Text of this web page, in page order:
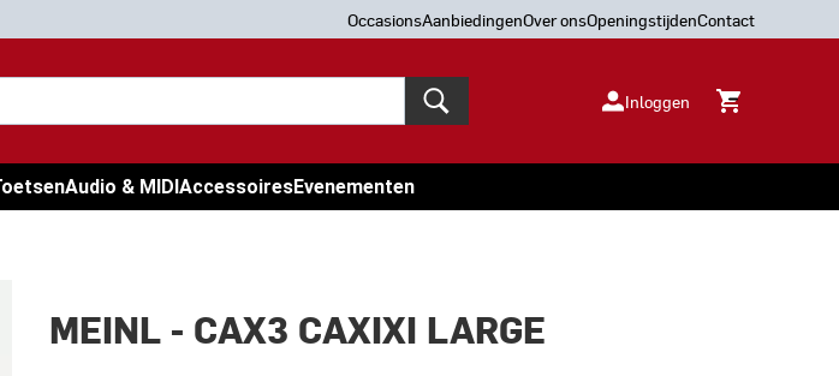
OccasionsAanbiedingenOver onsOpeningstijdenContact
Inloggen
Audio & MIDIAccessoiresEvenementen
MEINL - CAX3 CAXIXI LARGE